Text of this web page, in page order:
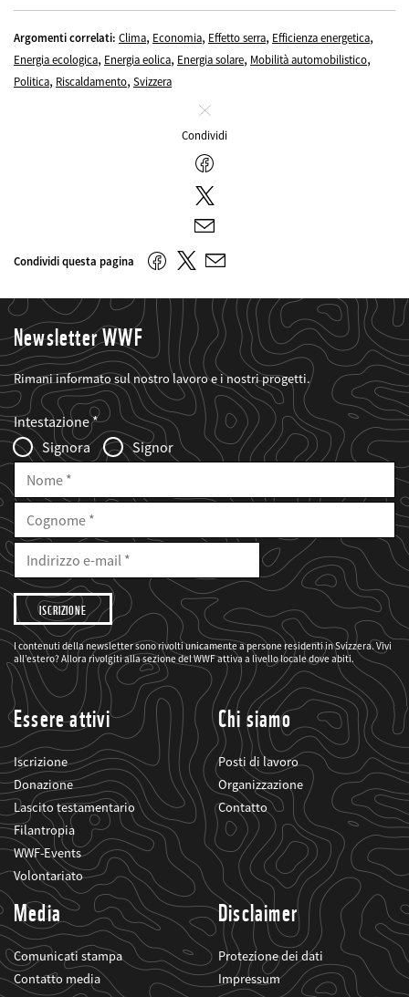
Argomenti correlati: Clima, Economia, Effetto serra, Efficienza energetica,
Energia ecologica, Energia eolica, Energia solare, Mobilità automobilistico,
Politica, Riscaldamento, Svizzera
Chiudi
Condividi
Facebook
Twitter
E-
mail
Condividi questa pagina FacebookTwitter
E-
Newsletter WWF
Rimani informato sul nostro lavoro e i nostri progetti.
Web2Case
Infofelder
Fieldset
anrede_name
Intestazione
Signora
Signor
Nome
Cognome
E-
Mail
Indirizzo
mail
Desidero
che
il
WWF
mi
informi
sui
suoi
progetti
I contenuti della newsletter sono rivolti unicamente a persone residenti in Svizzera. Vivi
all’estero? Allora rivolgiti alla sezione del WWF attiva a livello locale dove abiti.
Essere attivi
Iscrizione
Donazione
Lascito testamentario
Filantropia
WWF-Events
Volontariato
Chi siamo
Posti di lavoro
Organizzazione
Contatto
Media
Comunicati stampa
Contatto media
Disclaimer
Protezione dei dati
Impressum